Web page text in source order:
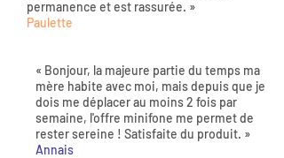
permanence et est rassurée. »
Paulette
« Bonjour, la majeure partie du temps ma
mère habite avec moi, mais depuis que je
dois me déplacer au moins 2 fois par
semaine, l'offre minifone me permet de
rester sereine ! Satisfaite du produit. »
Annais